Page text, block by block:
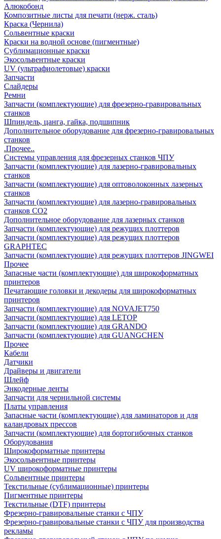
Алюкобонд
Композитные листы для печати (нерж. сталь)
Краска (Чернила)
Сольвентные краски
Краски на водной основе (пигментные)
Сублимационные краски
Экосольвентные краски
UV (ультрафиолетовые) краски
Запчасти
Слайдеры
Ремни
Запчасти (комплектующие) для фрезерно-гравировальных
станков
Шпиндель, цанга, гайка, подшипник
Дополнительное оборудование для фрезерно-гравировальных
станков
.Прочее..
Системы управления для фрезерных станков ЧПУ
Запчасти (комплектующие) для лазерно-гравировальных
станков
Запчасти (комплектующие) для оптоволоконных лазерных
станков
Запчасти (комплектующие) для лазерно-гравировальных
станков CO2
Дополнительное оборудование для лазерных станков
Запчасти (комплектующие) для режущих плоттеров
Запчасти (комплектующие) для режущих плоттеров
GRAPHTEC
Запчасти (комплектующие) для режущих плоттеров JINGWEI
Прочее
Запасные части (комплектующие) для широкоформатных
принтеров
Печатающие головки и декодеры для широкоформатных
принтеров
Запчасти (комплектующие) для NOVAJET750
Запчасти (комплектующие) для LETOP
Запчасти (комплектующие) для GRANDO
Запчасти (комплектующие) для GUANGCHEN
Прочее
Кабели
Датчики
Драйверы и двигатели
Шлейф
Энкодерные ленты
Запчасти для чернильной системы
Платы управления
Запасные части (комплектующие) для ламинаторов и для
каландровых прессов
Запчасти (комплектующие) для бортогибочных станков
Оборудования
Широкоформатные принтеры
Экосольвентные принтеры
UV широкоформатные принтеры
Сольвентные принтеры
Текстильные (сублимационные) принтеры
Пигментные принтеры
Текстильные (DTF) принтеры
Фрезерно-гравировальные станки с ЧПУ
Фрезерно-гравировальные станки с ЧПУ для производства
рекламы